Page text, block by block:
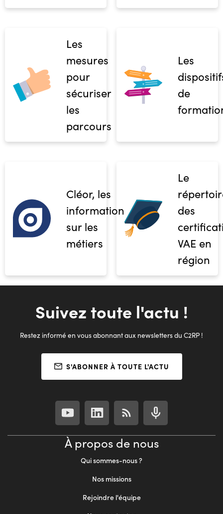
Les
mesures
pour
sécuriser
les
parcours
Les
de
Cléor, les
informations
sur les
métiers
Le
des
VAE en
région
Suivez toute l'actu !
Restez informé en vous abonnant aux newsletters du C2RP !
S'ABONNER À TOUTE L'ACTU
À propos de nous
Qui sommes-nous ?
Nos missions
Rejoindre l'équipe